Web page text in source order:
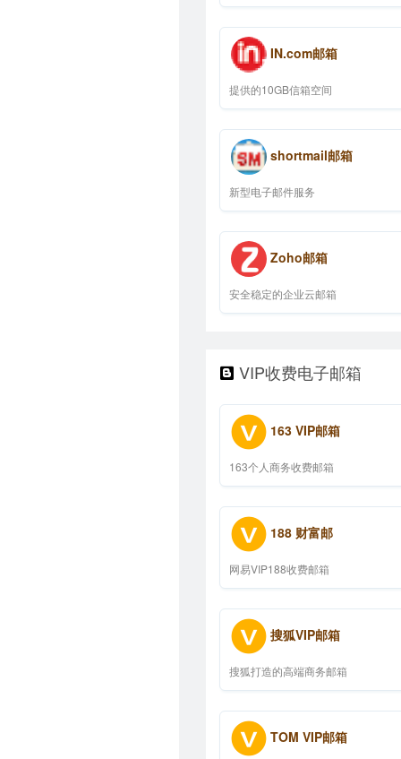
IN.com邮箱
提供的10GB信箱空间
shortmail邮箱
新型电子邮件服务
Zoho邮箱
安全稳定的企业云邮箱
VIP收费电子邮箱
163 VIP邮箱
163个人商务收费邮箱
188 财富邮
网易VIP188收费邮箱
搜狐VIP邮箱
搜狐打造的高端商务邮箱
TOM VIP邮箱